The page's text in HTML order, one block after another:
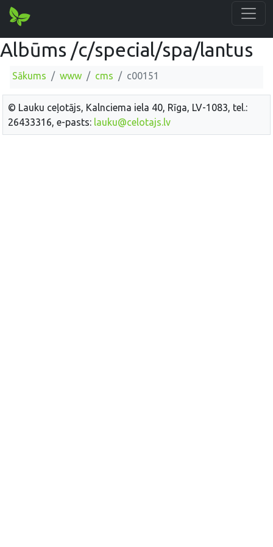
Albūms /c/special/spa/lantus
Sākums www cms c00151
© Lauku ceļotājs, Kalnciema iela 40, Rīga, LV-1083, tel.:
26433316, e-pasts: lauku@celotajs.lv